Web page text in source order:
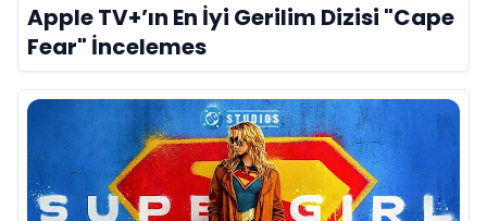
Apple TV+’ın En İyi Gerilim Dizisi "Cape
Fear" İncelemes